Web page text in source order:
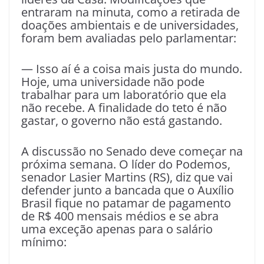
entraram na minuta, como a retirada de
doações ambientais e de universidades,
foram bem avaliadas pelo parlamentar:
— Isso aí é a coisa mais justa do mundo.
Hoje, uma universidade não pode
trabalhar para um laboratório que ela
não recebe. A finalidade do teto é não
gastar, o governo não está gastando.
A discussão no Senado deve começar na
próxima semana. O líder do Podemos,
senador Lasier Martins (RS), diz que vai
defender junto a bancada que o Auxílio
Brasil fique no patamar de pagamento
de R$ 400 mensais médios e se abra
uma exceção apenas para o salário
mínimo: